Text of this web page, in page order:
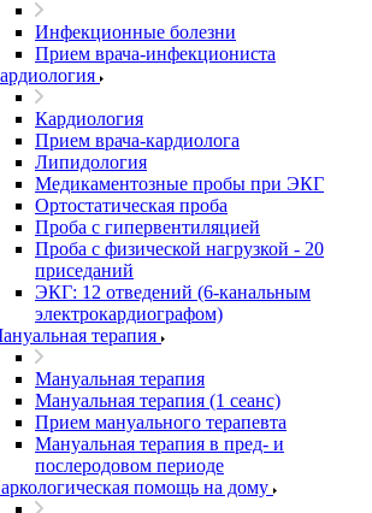
Инфекционные болезни
Прием врача-инфекциониста
Кардиология
Прием врача-кардиолога
Липидология
Медикаментозные пробы при ЭКГ
Ортостатическая проба
Проба с гипервентиляцией
Проба с физической нагрузкой - 20
приседаний
ЭКГ: 12 отведений (6-канальным
электрокардиографом)
терапия
Мануальная терапия
Мануальная терапия (1 сеанс)
Прием мануального терапевта
Мануальная терапия в пред- и
послеродовом периоде
помощь на дому